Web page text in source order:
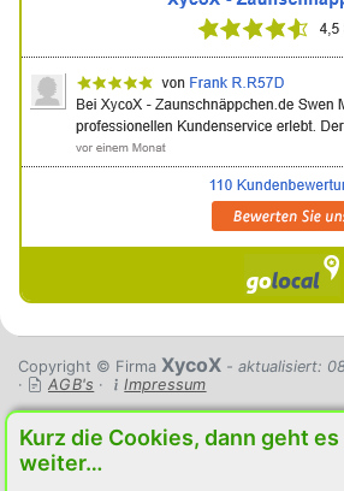
Copyright © Firma XycoX - aktualisiert:
·
AGB's · Impressum
Kurz die Cookies, dann geht es
weiter…